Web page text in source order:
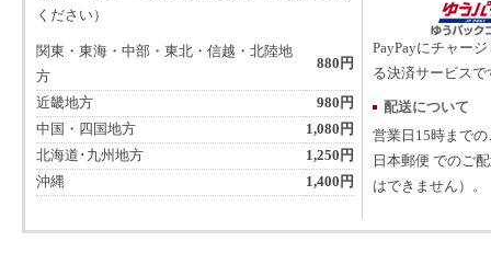
ください）
関東・東海・中部・東北・信越・北陸地
方
880円
近畿地方
980円
中国・四国地方
1,080円
北海道･九州地方
1,250円
沖縄
1,400円
PayPayにチャー
る決済サービスで
配送について
営業日15時まで
日本郵便 でのご
はできません）。